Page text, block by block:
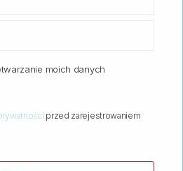
moich danych
przed zarejestrowaniem